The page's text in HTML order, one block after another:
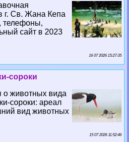
г. Св. Жана Кепа
телефоны,
сайт в 2023
16 07 2026 15:27:35
сороки
животных вида
сороки: ареал
вид животных
15 07 2026 11:52:46